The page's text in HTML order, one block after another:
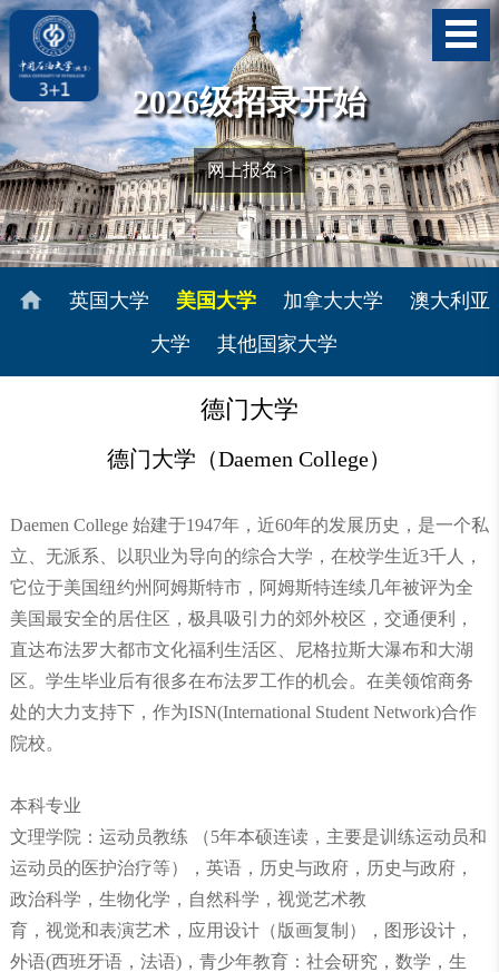
2026级招录开始
网上报名 >
英国大学 美国大学 加拿大大学
澳大利亚
大学
其他国家大学
德门大学
德门大学（Daemen College）
Daemen College 始建于1947年，近60年的发展历史，是一个私
立、无派系、以职业为导向的综合大学，在校学生近3千人，
它位于美国纽约州阿姆斯特市，阿姆斯特连续几年被评为全
美国最安全的居住区，极具吸引力的郊外校区，交通便利，
直达布法罗大都市文化福利生活区、尼格拉斯大瀑布和大湖
区。学生毕业后有很多在布法罗工作的机会。在美领馆商务
处的大力支持下，作为ISN(International Student Network)合作
院校。
本科专业
文理学院：运动员教练 （5年本硕连读，主要是训练运动员和
运动员的医护治疗等），英语，历史与政府，历史与政府，
政治科学，生物化学，自然科学，视觉艺术教
育，视觉和表演艺术，应用设计（版画复制），图形设计，
外语(西班牙语，法语)，青少年教育：社会研究，数学，生